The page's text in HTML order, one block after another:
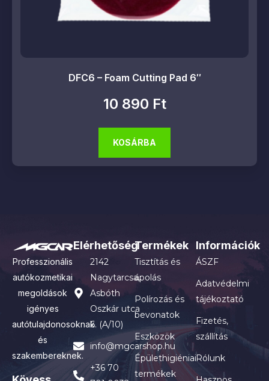
DFC6 – Foam Cutting Pad 6″
10 890 Ft
KOSÁRBA
Professzionális
autókozmetikai
megoldások
igényes
autótulajdonosoknak
és
szakembereknek.
Elérhetőség
2142
Nagytarcsa,
Asbóth
Oszkár utca
6. (A/10)
info@mgcarshop.hu
+36 70
Termékek
Tisztítás és
ápolás
Polírozás és
bevonatok
Eszközök
Épülethigiéniai
termékek
Információk
ÁSZF
Adatvédelmi
tájékoztató
Fizetés,
szállítás
Rólunk